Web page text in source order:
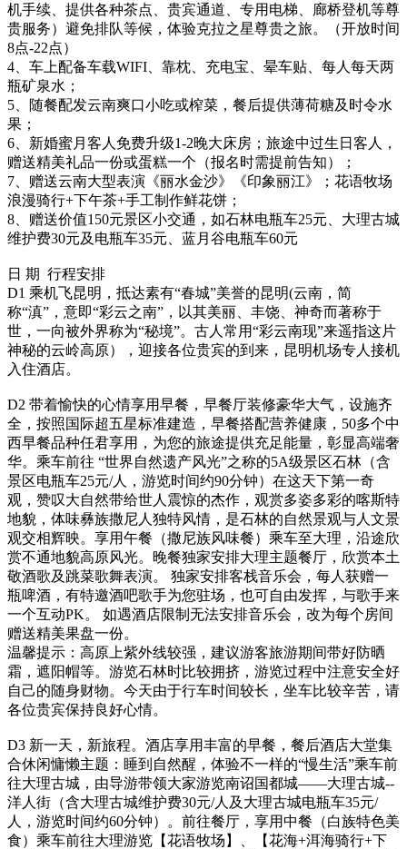
机手续、提供各种茶点、贵宾通道、专用电梯、廊桥登机等尊
贵服务）避免排队等候，体验克拉之星尊贵之旅。（开放时间
8点-22点）
4、车上配备车载WIFI、靠枕、充电宝、晕车贴、每人每天两
瓶矿泉水；
5、随餐配发云南爽口小吃或榨菜，餐后提供薄荷糖及时令水
果；
6、新婚蜜月客人免费升级1-2晚大床房；旅途中过生日客人，
赠送精美礼品一份或蛋糕一个（报名时需提前告知）；
7、赠送云南大型表演《丽水金沙》《印象丽江》；花语牧场
浪漫骑行+下午茶+手工制作鲜花饼；
8、赠送价值150元景区小交通，如石林电瓶车25元、大理古城
维护费30元及电瓶车35元、蓝月谷电瓶车60元
日 期 行程安排
D1 乘机飞昆明，抵达素有“春城”美誉的昆明(云南，简
称“滇”，意即“彩云之南”，以其美丽、丰饶、神奇而著称于
世，一向被外界称为“秘境”。古人常用“彩云南现”来遥指这片
神秘的云岭高原），迎接各位贵宾的到来，昆明机场专人接机
入住酒店。
D2 带着愉快的心情享用早餐，早餐厅装修豪华大气，设施齐
全，按照国际超五星标准建造，早餐搭配营养健康，50多个中
西早餐品种任君享用，为您的旅途提供充足能量，彰显高端奢
华。乘车前往 “世界自然遗产风光”之称的5A级景区石林（含
景区电瓶车25元/人，游览时间约90分钟）在这天下第一奇
观，赞叹大自然带给世人震惊的杰作，观赏多姿多彩的喀斯特
地貌，体味彝族撒尼人独特风情，是石林的自然景观与人文景
观交相辉映。享用午餐（撒尼族风味餐）乘车至大理，沿途欣
赏不通地貌高原风光。晚餐独家安排大理主题餐厅，欣赏本土
敬酒歌及跳菜歌舞表演。 独家安排客栈音乐会，每人获赠一
瓶啤酒，有特邀酒吧歌手为您驻场，也可自由发挥，与歌手来
一个互动PK。 如遇酒店限制无法安排音乐会，改为每个房间
赠送精美果盘一份。
温馨提示：高原上紫外线较强，建议游客旅游期间带好防晒
霜，遮阳帽等。游览石林时比较拥挤，游览过程中注意安全好
自己的随身财物。今天由于行车时间较长，坐车比较辛苦，请
各位贵宾保持良好心情。
D3 新一天，新旅程。酒店享用丰富的早餐，餐后酒店大堂集
合休闲慵懒主题：睡到自然醒，体验不一样的“慢生活”乘车前
往大理古城，由导游带领大家游览南诏国都城——大理古城--
洋人街（含大理古城维护费30元/人及大理古城电瓶车35元/
人，游览时间约60分钟）。前往餐厅，享用中餐（白族特色美
食）乘车前往大理游览【花语牧场】、【花海+洱海骑行+下